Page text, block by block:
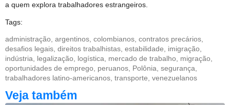
a quem explora trabalhadores estrangeiros.
Tags:
administração argentinos colombianos contratos precários
desafios legais direitos trabalhistas estabilidade imigração
indústria
legalização logística mercado de trabalho migração
oportunidades de emprego
peruanos Polônia segurança
trabalhadores latino-americanos transporte venezuelanos
Veja também